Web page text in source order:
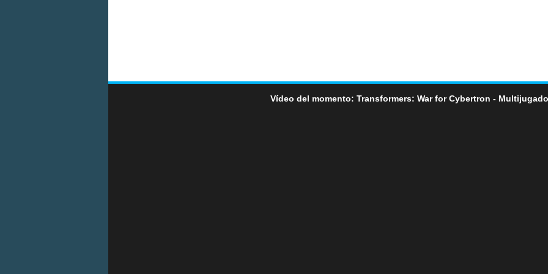
Vídeo del momento: Transformers: War for Cybertron -